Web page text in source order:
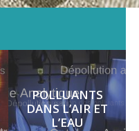
POLLUANTS
DANS L’AIR ET
L’EAU